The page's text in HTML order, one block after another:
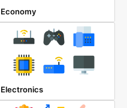
Economy
Electronics